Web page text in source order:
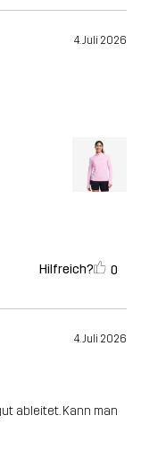
4. Juli 2026
Hilfreich? 0
4. Juli 2026
ableitet. Kann man